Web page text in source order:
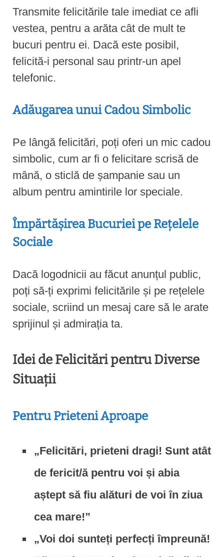
Transmite felicitările tale imediat ce afli
vestea, pentru a arăta cât de mult te
bucuri pentru ei. Dacă este posibil,
felicită-i personal sau printr-un apel
telefonic.
Adăugarea unui Cadou Simbolic
Pe lângă felicitări, poți oferi un mic cadou
simbolic, cum ar fi o felicitare scrisă de
mână, o sticlă de șampanie sau un
album pentru amintirile lor speciale.
Împărtășirea Bucuriei pe Rețelele
Sociale
Dacă logodnicii au făcut anunțul public,
poți să-ți exprimi felicitările și pe rețelele
sociale, scriind un mesaj care să le arate
sprijinul și admirația ta.
Idei de Felicitări pentru Diverse
Situații
Pentru Prieteni Aproape
„Felicitări, prieteni dragi! Sunt atât
de fericit/ă pentru voi și abia
aștept să fiu alături de voi în ziua
cea mare!”
„Voi doi sunteți perfecți împreună!